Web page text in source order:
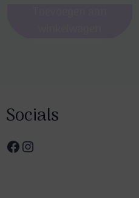
Socials
Facebook
Instagram